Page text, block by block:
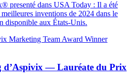
presenté dans USA Today : Il a été
inventions de 2024 dans le
disponible aux États-Unis.
d’Aspivix — Lauréate du Prix